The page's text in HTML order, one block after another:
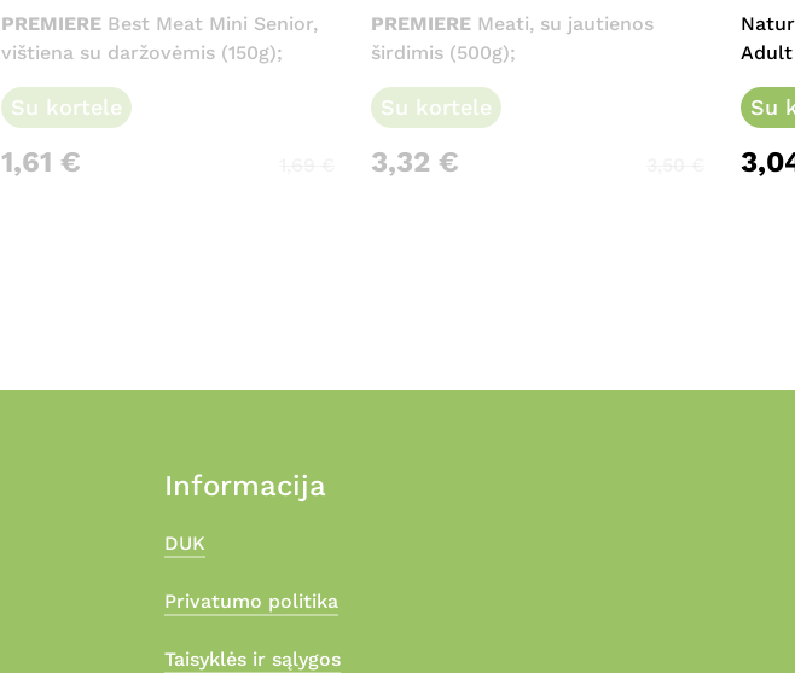
PREMIERE Best Meat Mini Senior,
vištiena su daržovėmis (150g);
Su kortele
1,61 €
PREMIERE Meati, su jautienos
širdimis (500g);
Su kortele
3,32 €
Adult
Su
Informacija
DUK
Privatumo politika
Taisyklės ir sąlygos